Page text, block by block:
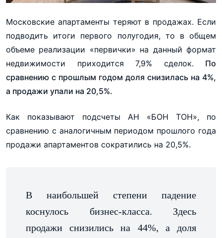
Московские апартаменты теряют в продажах. Если
подводить итоги первого полугодия, то в общем
объеме реализации «первички» на данный формат
недвижимости приходится 7,9% сделок. По
сравнению с прошлым годом доля снизилась на 4%,
а продажи упали на 20,5%.
Как показывают подсчеты АН «БОН ТОН», по
сравнению с аналогичным периодом прошлого года
продажи апартаментов сократились на 20,5%.
В наибольшей степени падение
коснулось бизнес-класса. Здесь
продажи снизились на 44%, а доля